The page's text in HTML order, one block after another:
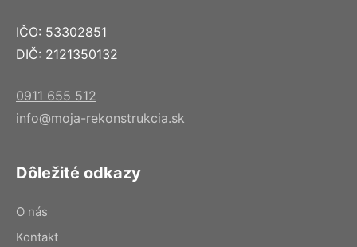
IČO: 53302851
DIČ: 2121350132
0911 655 512
info@moja-rekonstrukcia.sk
Dôležité odkazy
O nás
Kontakt